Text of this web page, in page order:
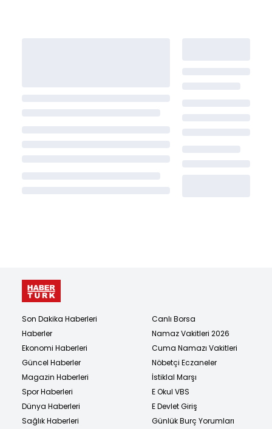
Son Dakika Haberleri
Haberler
Ekonomi Haberleri
Güncel Haberler
Magazin Haberleri
Spor Haberleri
Dünya Haberleri
Sağlık Haberleri
Canlı Borsa
Namaz Vakitleri 2026
Cuma Namazı Vakitleri
Nöbetçi Eczaneler
İstiklal Marşı
E Okul VBS
E Devlet Giriş
Günlük Burç Yorumları